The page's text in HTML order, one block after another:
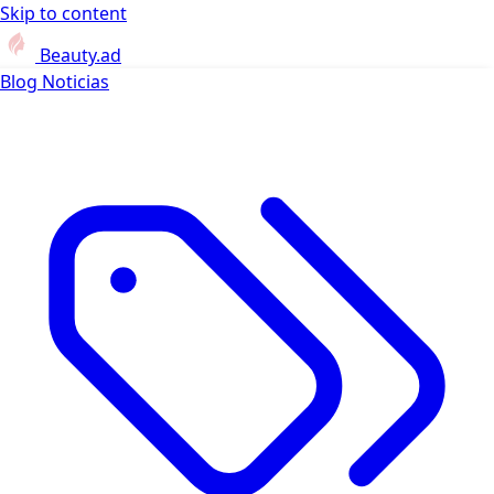
Skip to content
Beauty.ad
Blog Noticias